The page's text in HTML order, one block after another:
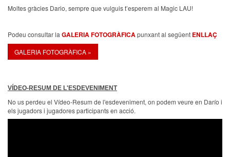
Moltes gràcies Dario, sempre que vulguis t’esperem al Magic LAU!
Podeu consultar la GALERIA FOTOGRÀFICApunxant al següent ENLLAÇ
GALERIA FOTOGRÀFICA »
VÍDEO-RESUM DE L'ESDEVENIMENT
No us perdeu el Vídeo-Resum de l'esdeveniment, on podem veure en Darío i
els jugadors i jugadores participants en acció.